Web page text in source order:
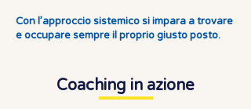
Con l’approccio sistemico si impara a trovare
e occupare sempre il proprio giusto posto.
Coaching in azione